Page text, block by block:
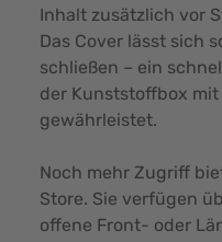
Inhalt zusätzlich vor
Das Cover lässt sich
schließen – ein
der Kunststoffbox
gewährleistet.
Noch mehr Zugriff
Store. Sie verfügen
offene Front- oder